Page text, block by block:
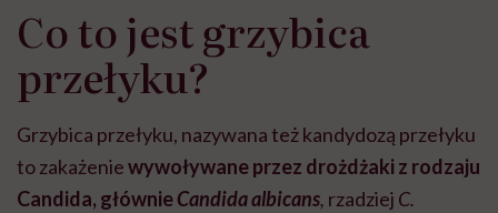
Co to jest grzybica
przełyku?
Grzybica przełyku, nazywana też kandydozą przełyku
to zakażeniewywoływane przez drożdżaki z rodzaju
Candida, głównieCandida albicans, rzadziej C.